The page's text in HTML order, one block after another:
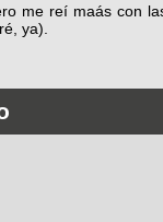
me reí maás con
ya).